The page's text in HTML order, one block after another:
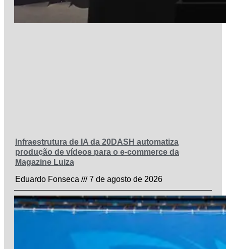
Infraestrutura de IA da 20DASH automatiza
produção de vídeos para o e-commerce da
Magazine Luiza
Eduardo Fonseca
7 de agosto de 2026